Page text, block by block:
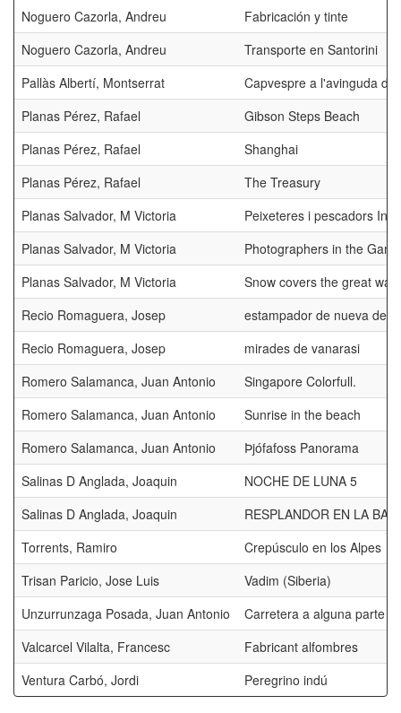
Noguero Cazorla, Andreu
Fabricación y tinte
Noguero Cazorla, Andreu
Transporte en Santorini
Pallàs Albertí, Montserrat
Capvespre a l'avinguda
Planas Pérez, Rafael
Gibson Steps Beach
Planas Pérez, Rafael
Shanghai
Planas Pérez, Rafael
The Treasury
Planas Salvador, M Victoria
Peixeteres i pescadors
Planas Salvador, M Victoria
Photographers in the
Planas Salvador, M Victoria
Snow covers the great wall
Recio Romaguera, Josep
estampador de nueva delhi
Recio Romaguera, Josep
mirades de vanarasi
Romero Salamanca, Juan Antonio
Singapore Colorfull.
Romero Salamanca, Juan Antonio
Sunrise in the beach
Romero Salamanca, Juan Antonio
Þjófafoss Panorama
Salinas D Anglada, Joaquin
NOCHE DE LUNA 5
Salinas D Anglada, Joaquin
RESPLANDOR EN LA
Torrents, Ramiro
Crepúsculo en los Alpes
Trisan Paricio, Jose Luis
Vadim (Siberia)
Unzurrunzaga Posada, Juan Antonio
Carretera a alguna parte
Valcarcel Vilalta, Francesc
Fabricant alfombres
Ventura Carbó, Jordi
Peregrino indú